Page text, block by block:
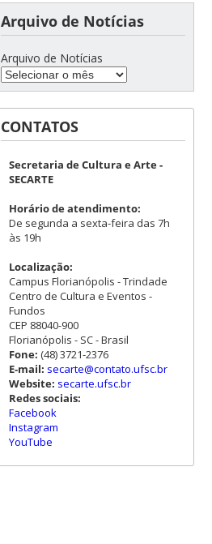
Arquivo de Notícias
Arquivo de Notícias
CONTATOS
Secretaria de Cultura e Arte -
SECARTE
Horário de atendimento:
De segunda a sexta-feira das 7h
às 19h
Localização:
Campus Florianópolis - Trindade
Centro de Cultura e Eventos -
Fundos
CEP 88040-900
Florianópolis - SC - Brasil
Fone: (48) 3721-2376
E-mail: secarte@contato.ufsc.br
Website: secarte.ufsc.br
Redes sociais:
Facebook
Instagram
YouTube